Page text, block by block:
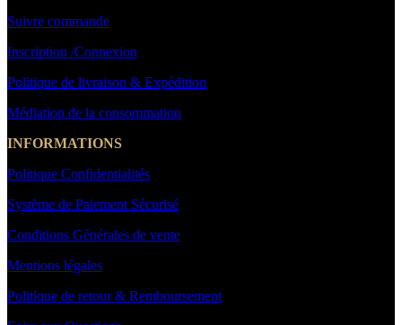
Suivre commande
Inscription /Connexion
Politique de livraison & Expédition
Médiation de la consommation
INFORMATIONS
Politique Confidentialités
Système de Paiement Sécurisé
Conditions Générales de vente
Mentions légales
Politique de retour & Remboursement